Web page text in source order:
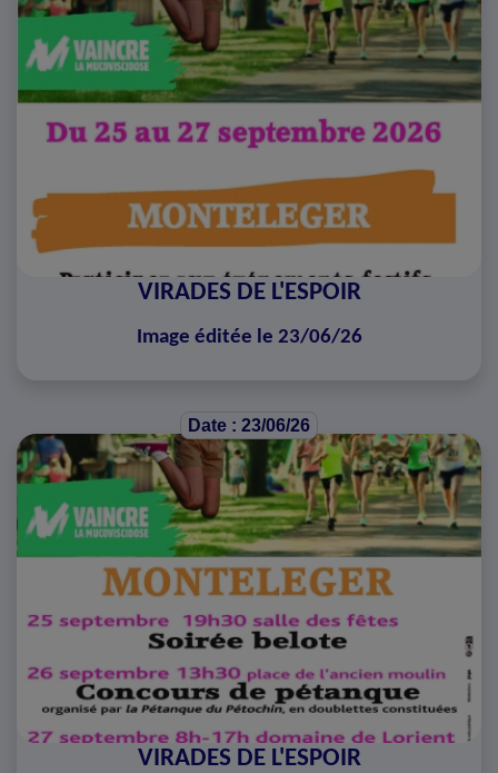
VIRADES DE L'ESPOIR
Image éditée le 23/06/26
Date : 23/06/26
VIRADES DE L'ESPOIR